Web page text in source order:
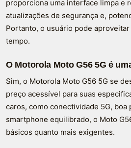
proporciona uma interface limpa e
atualizações de segurança e,
Portanto, o usuário pode
tempo.
O Motorola Moto G56 5G é
Sim, o Motorola Moto G56 5G se
preço acessível para suas
caros, como conectividade 5G,
smartphone equilibrado, o Moto
básicos quanto mais exigentes.